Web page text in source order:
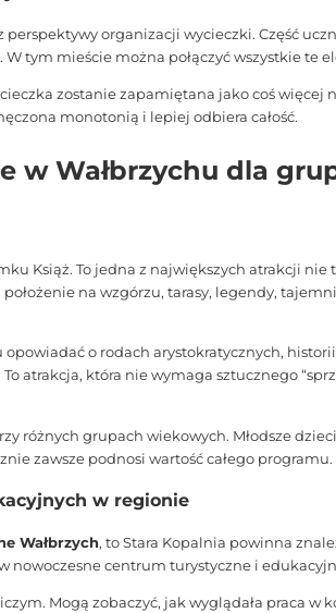
perspektywy organizacji wycieczki. Część
tym mieście można połączyć wszystkie te
zostanie zapamiętana jako coś
monotonią i lepiej odbiera całość.
w Wałbrzychu dla
Książ. To jedna z największych atrakcji
na wzgórzu, tarasy, legendy,
o rodach arystokratycznych,
atrakcja, która nie wymaga sztucznego
różnych grupach wiekowych. Młodsze
zawsze podnosi wartość całego programu.
w regionie
Wałbrzych, to Stara Kopalnia powinna
nowoczesne centrum turystyczne i
Mogą zobaczyć, jak wyglądała praca w